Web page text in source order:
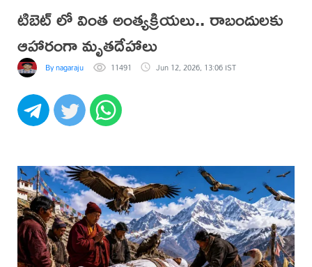
టిబెట్ లో వింత అంత్యక్రియలు.. రాబందులకు
ఆహారంగా మృతదేహాలు
By nagaraju 11491 Jun 12, 2026, 13:06 IST